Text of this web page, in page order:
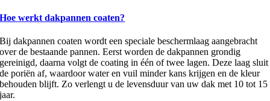
Hoe werkt dakpannen coaten?
Bij dakpannen coaten wordt een speciale beschermlaag aangebracht
over de bestaande pannen. Eerst worden de dakpannen grondig
gereinigd, daarna volgt de coating in één of twee lagen. Deze laag sluit
de poriën af, waardoor water en vuil minder kans krijgen en de kleur
behouden blijft. Zo verlengt u de levensduur van uw dak met 10 tot 15
jaar.